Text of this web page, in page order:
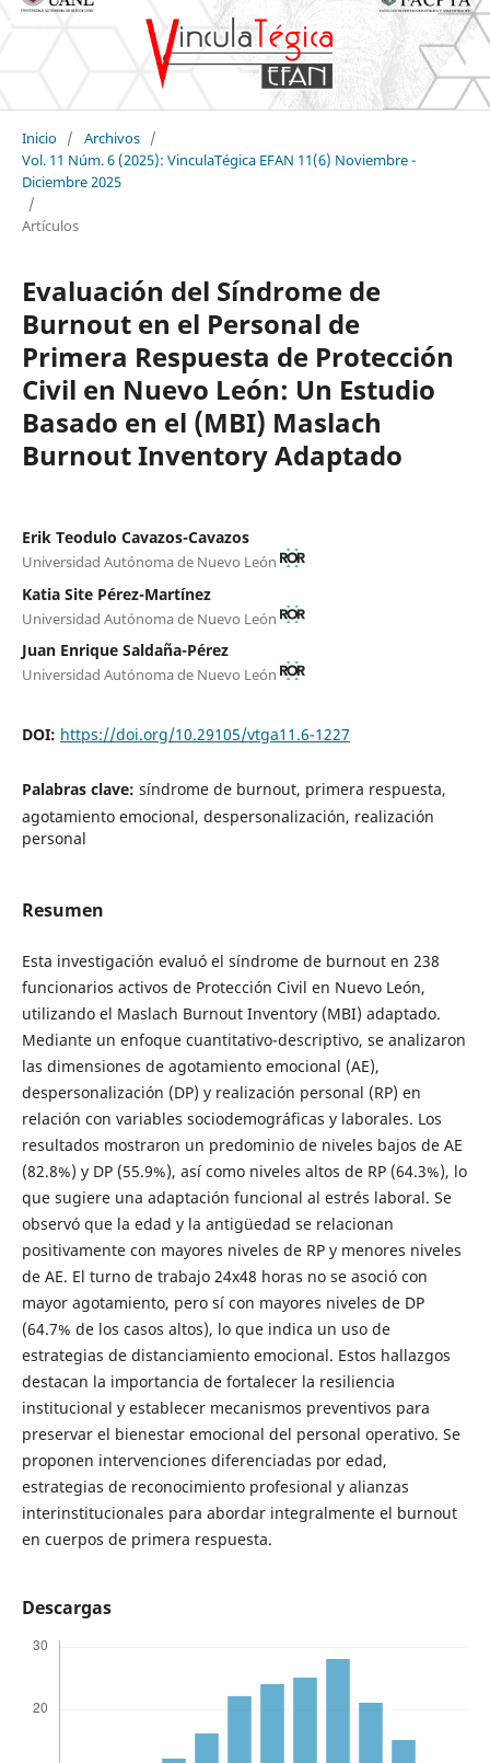
Inicio / Archivos /
Vol. 11 Núm. 6 (2025): VinculaTégica EFAN 11(6) Noviembre -
Diciembre 2025
/
Artículos
Evaluación del Síndrome de
Burnout en el Personal de
Primera Respuesta de Protección
Civil en Nuevo León: Un Estudio
Basado en el (MBI) Maslach
Burnout Inventory Adaptado
Erik Teodulo Cavazos-Cavazos
Universidad Autónoma de Nuevo León
Katia Site Pérez-Martínez
Universidad Autónoma de Nuevo León
Juan Enrique Saldaña-Pérez
Universidad Autónoma de Nuevo León
DOI: https://doi.org/10.29105/vtga11.6-1227
Palabras clave: síndrome de burnout, primera respuesta,
agotamiento emocional, despersonalización, realización
personal
Resumen
Esta investigación evaluó el síndrome de burnout en 238
funcionarios activos de Protección Civil en Nuevo León,
utilizando el Maslach Burnout Inventory (MBI) adaptado.
Mediante un enfoque cuantitativo-descriptivo, se analizaron
las dimensiones de agotamiento emocional (AE),
despersonalización (DP) y realización personal (RP) en
relación con variables sociodemográficas y laborales. Los
resultados mostraron un predominio de niveles bajos de AE
(82.8%) y DP (55.9%), así como niveles altos de RP (64.3%), lo
que sugiere una adaptación funcional al estrés laboral. Se
observó que la edad y la antigüedad se relacionan
positivamente con mayores niveles de RP y menores niveles
de AE. El turno de trabajo 24x48 horas no se asoció con
mayor agotamiento, pero sí con mayores niveles de DP
(64.7% de los casos altos), lo que indica un uso de
estrategias de distanciamiento emocional. Estos hallazgos
destacan la importancia de fortalecer la resiliencia
institucional y establecer mecanismos preventivos para
preservar el bienestar emocional del personal operativo. Se
proponen intervenciones diferenciadas por edad,
estrategias de reconocimiento profesional y alianzas
interinstitucionales para abordar integralmente el burnout
en cuerpos de primera respuesta.
Descargas